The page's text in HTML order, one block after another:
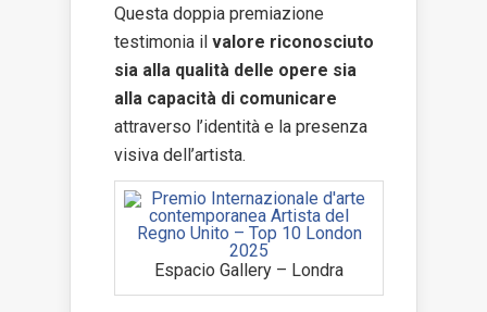
Questa doppia premiazione
testimonia il valore riconosciuto
sia alla qualità delle opere sia
alla capacità di comunicare
attraverso l’identità e la presenza
visiva dell’artista.
Espacio Gallery – Londra